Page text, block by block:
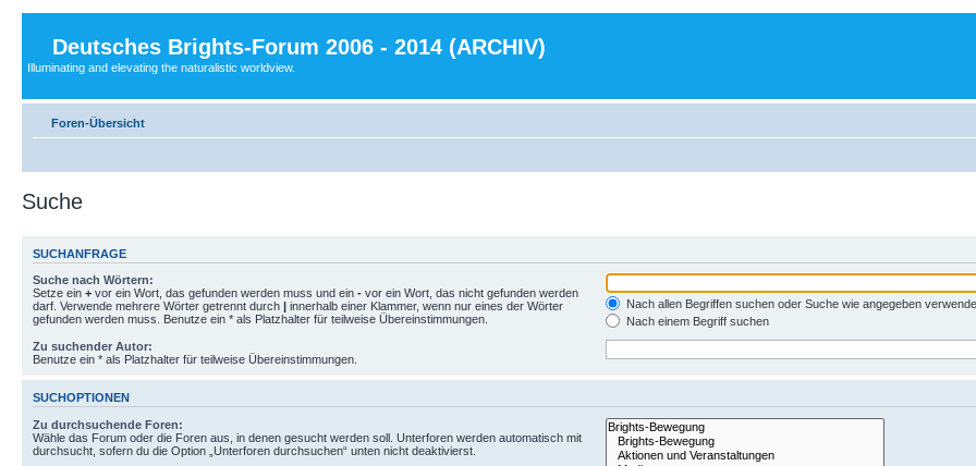
Deutsches Brights-Forum 2006 - 2014 (ARCHIV)
Illuminating and elevating the naturalistic worldview.
Foren-Übersicht
Suche
SUCHANFRAGE
Suche nach Wörtern:
Setze ein + vor ein Wort, das gefunden werden muss und ein - vor ein Wort, das nicht gefunden werden
darf. Verwende mehrere Wörter getrennt durch | innerhalb einer Klammer, wenn nur eines der Wörter
gefunden werden muss. Benutze ein * als Platzhalter für teilweise Übereinstimmungen.
Nach allen Begriffen suchen oder Suche wie angegeben
Nach einem Begriff suchen
Zu suchender Autor:
Benutze ein * als Platzhalter für teilweise Übereinstimmungen.
SUCHOPTIONEN
Zu durchsuchende Foren:
Wähle das Forum oder die Foren aus, in denen gesucht werden soll. Unterforen werden automatisch mit
durchsucht, sofern du die Option „Unterforen durchsuchen“ unten nicht deaktivierst.